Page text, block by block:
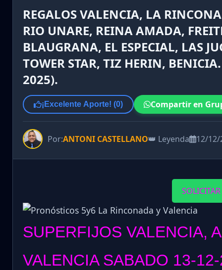
REGALOS VALENCIA, LA
RIO UNARE, REINA AMADA,
BLAUGRANA, EL ESPECIAL, LAS
TOWER STAR, TIZ HERIN,
2025).
¡Excelente Aporte! (0) Compartir en
Por:ANTONI CASTELLANO👑 Leyenda 12/12/
SUPERFIJOS VALENCIA,
VALENCIA SABADO 13-